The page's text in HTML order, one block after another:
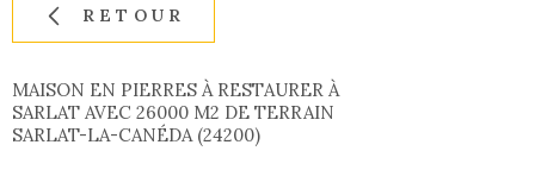
RETOUR
MAISON EN PIERRES À RESTAURER À
SARLAT AVEC 26000 M2 DE TERRAIN
SARLAT-LA-CANÉDA (24200)